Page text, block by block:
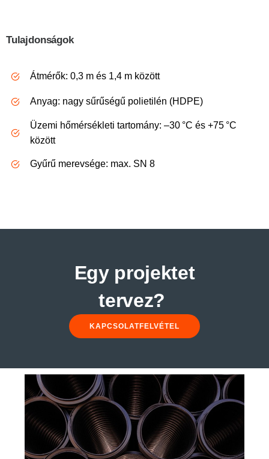
Tulajdonságok
Átmérők: 0,3 m és 1,4 m között
Anyag: nagy sűrűségű polietilén (HDPE)
Üzemi hőmérsékleti tartomány: –30 °C és +75 °C
között
Gyűrű merevsége: max. SN 8
Egy projektet
tervez?
KAPCSOLATFELVÉTEL